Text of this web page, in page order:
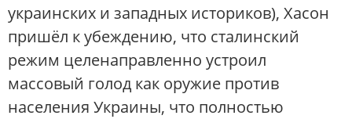
украинских и западных историков), Хасон
пришёл к убеждению, что сталинский
режим целенаправленно устроил
массовый голод как оружие против
населения Украины, что полностью